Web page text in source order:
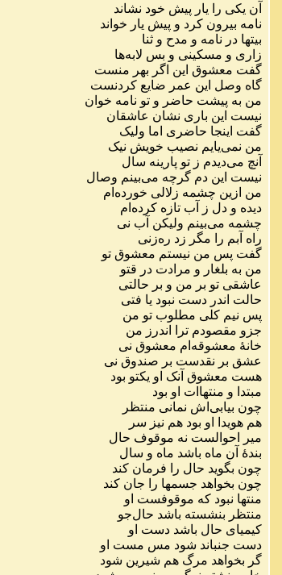
آن یکی را یار پیش خود نشاند
نامه بیرون کرد و پیش یار خواند
بیتها در نامه و مدح و ثنا
زاری و مسکینی و بس لابهها
گفت معشوق این اگر بهر منست
گاه وصل این عمر ضایع کردنست
من به پیشت حاضر و تو نامه خوان
نیست این باری نشان عاشقان
گفت اینجا حاضری اما ولیک
من نمییایم نصیب خویش نیک
آنچ میدیدم ز تو پارینه سال
نیست این دم گرچه میبینم وصال
من ازین چشمه زلالی خورده ام
دیده و دل ز آب تازه کرده ام
چشمه میبینم ولیکن آب نی
راه آبم را مگر زد رهزنی
گفت پس من نیستم معشوق تو
من به بلغار و مرادت در قتو
عاشقی تو بر من و بر حالتی
حالت اندر دست نبود یا فتی
پس نیم کلی مطلوب تو من
جزو مقصودم ترا اندرز من
خانهٔ معشوقه ام معشوق نی
عشق بر نقدست بر صندوق نی
هست معشوق آنک او یکتو بود
مبتدا و منتهاات او بود
چون بیابی اش نمانی منتظر
هم هویدا او بود هم نیز سر
میر
احوالست نه موقوف حال
بندهٔ آن ماه باشد ماه و سال
چون بگوید حال را فرمان کند
چون بخواهد جسمها را جان کند
منتها نبود که موقوفست او
منتظر بنشسته باشد حالجو
کیمیای حال باشد دست او
دست جنباند شود مس مست او
گر بخواهد مرگ هم شیرین شود